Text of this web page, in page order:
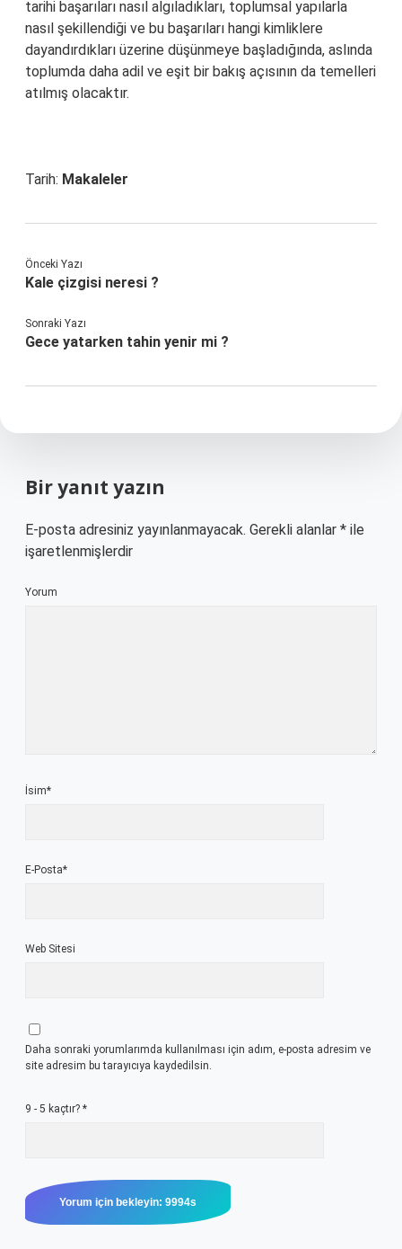
tarihi başarıları nasıl algıladıkları, toplumsal yapılarla
nasıl şekillendiği ve bu başarıları hangi kimliklere
dayandırdıkları üzerine düşünmeye başladığında, aslında
toplumda daha adil ve eşit bir bakış açısının da temelleri
atılmış olacaktır.
Tarih: Makaleler
Önceki Yazı
Kale çizgisi neresi ?
Sonraki Yazı
Gece yatarken tahin yenir mi ?
Bir yanıt yazın
E-posta adresiniz yayınlanmayacak. Gerekli alanlar * ile
işaretlenmişlerdir
Yorum
İsim*
E-Posta*
Web Sitesi
Daha sonraki yorumlarımda kullanılması için adım, e-posta adresim ve
site adresim bu tarayıcıya kaydedilsin.
9 - 5 kaçtır? *